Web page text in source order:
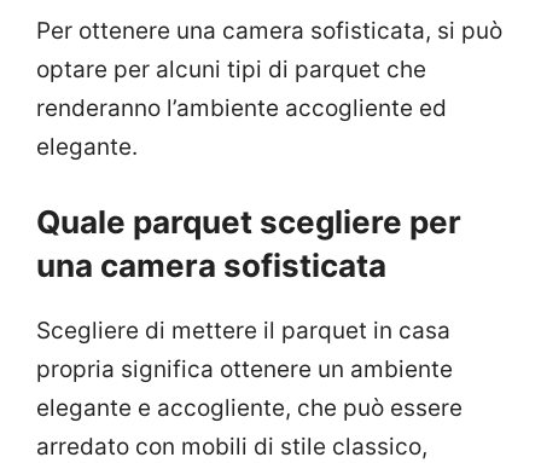
Per ottenere una camera sofisticata, si può
optare per alcuni tipi di parquet che
renderanno l’ambiente accogliente ed
elegante.
Quale parquet scegliere per
una camera sofisticata
Scegliere di mettere il parquet in casa
propria significa ottenere un ambiente
elegante e accogliente, che può essere
arredato con mobili di stile classico,